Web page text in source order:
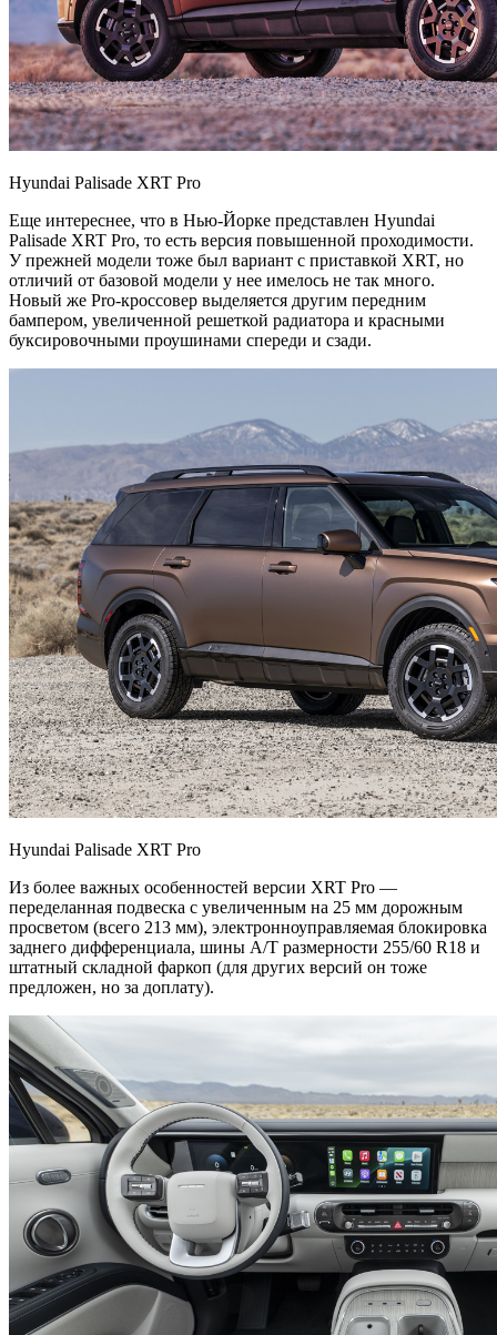
Hyundai Palisade XRT Pro
Еще интереснее, что в Нью-Йорке представлен Hyundai
Palisade XRT Pro, то есть версия повышенной проходимости.
У прежней модели тоже был вариант с приставкой XRT, но
отличий от базовой модели у нее имелось не так много.
Новый же Pro-кроссовер выделяется другим передним
бампером, увеличенной решеткой радиатора и красными
буксировочными проушинами спереди и сзади.
Hyundai Palisade XRT Pro
Из более важных особенностей версии XRT Pro —
переделанная подвеска с увеличенным на 25 мм дорожным
просветом (всего 213 мм), электронноуправляемая блокировка
заднего дифференциала, шины A/T размерности 255/60 R18 и
штатный складной фаркоп (для других версий он тоже
предложен, но за доплату).